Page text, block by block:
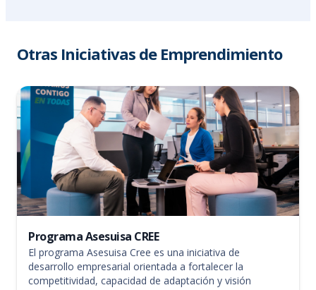
Otras Iniciativas de Emprendimiento
Programa Asesuisa CREE
El programa Asesuisa Cree es una iniciativa de
desarrollo empresarial orientada a fortalecer la
competitividad, capacidad de adaptación y visión